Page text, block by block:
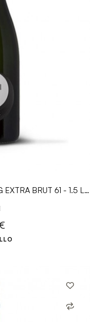
BRUT 61 - 1.5 L -